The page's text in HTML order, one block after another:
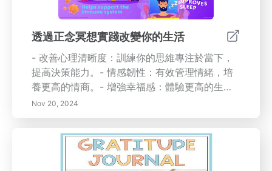
透過正念冥想實踐改變你的生活
- 改善心理清晰度：訓練你的思維專注於當下，
提高決策能力。- 情感韌性：有效管理情緒，培
養更高的情商。- 增強幸福感：體驗更高的生活
滿意度，與自己建立更深的連結。將正念融入你
的日常生活既簡單又有效。提升生活品質，在混
亂中發現寧靜。加入正念之旅，學習如何將日常
經歷轉化為反思與平和的時刻。
Nov 20, 2024